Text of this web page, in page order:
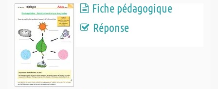
Fiche pédagogique
Réponse